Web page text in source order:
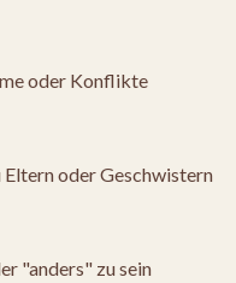
oder Konflikte
oder Geschwistern
"anders" zu sein